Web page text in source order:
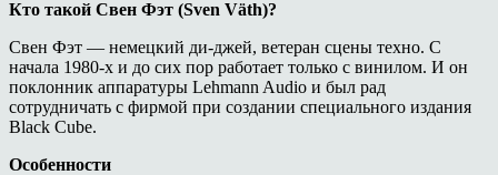
Кто такой Свен Фэт (Sven Väth)?
Свен Фэт — немецкий ди-джей, ветеран сцены техно. С
начала 1980-х и до сих пор работает только с винилом. И он
поклонник аппаратуры Lehmann Audio и был рад
сотрудничать с фирмой при создании специального издания
Black Cube.
Особенности